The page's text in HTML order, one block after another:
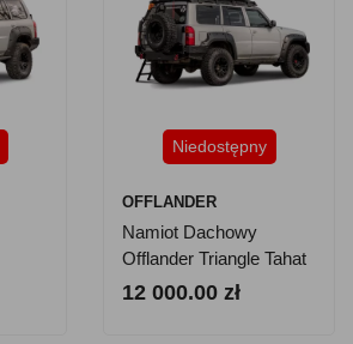
Niedostępny
OFFLANDER
Namiot Dachowy
Offlander Triangle Tahat
XL
12 000.00 zł